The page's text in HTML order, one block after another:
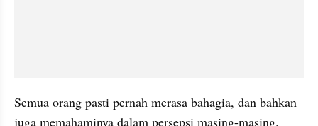
Semua orang pasti pernah merasa bahagia, dan bahkan
juga memahaminya dalam persepsi masing-masing.